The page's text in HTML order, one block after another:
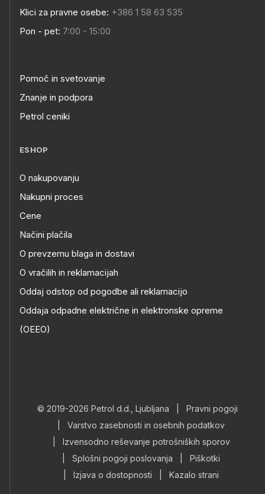
Klici za pravne osebe: +386 1 58 63 535
Pon - pet: 7:00 - 15:00
Pomoč in svetovanje
Znanje in podpora
Petrol ceniki
ESHOP
O nakupovanju
Nakupni proces
Cene
Načini plačila
O prevzemu blaga in dostavi
O vračilih in reklamacijah
Oddaj odstop od pogodbe ali reklamacijo
Oddaja odpadne električne in elektronske opreme
(OEEO)
© 2019-2026 Petrol d.d., Ljubljana
Pravni pogoji
Varstvo zasebnosti in osebnih podatkov
Izvensodno reševanje potrošniških sporov
Splošni pogoji poslovanja
Piškotki
Izjava o dostopnosti Kazalo strani